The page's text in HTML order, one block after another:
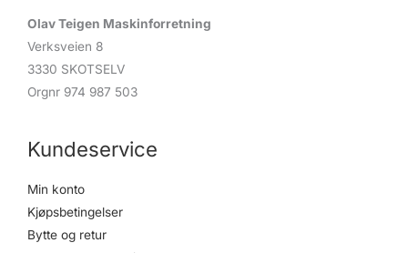
Olav Teigen Maskinforretning
Verksveien 8
3330 SKOTSELV
Orgnr 974 987 503
Kundeservice
Min konto
Kjøpsbetingelser
Bytte og retur